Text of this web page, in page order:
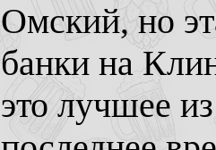
Омский, но
банки на
это лучшее